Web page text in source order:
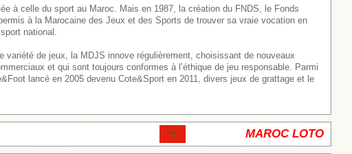
à celle du sport au Maroc. Mais en 1987, la création du FNDS, le Fonds
à la Marocaine des Jeux et des Sports de trouver sa vraie vocation en
national.
variété de jeux, la MDJS innove régulièrement, choisissant de nouveaux
et qui sont toujours conformes à l’éthique de jeu responsable. Parmi
lancé en 2005 devenu Cote&Sport en 2011, divers jeux de grattage et le
MAROC LOTO